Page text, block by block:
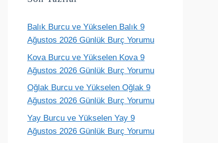
Günlük yorum
Akrep
Günlük yorum
Yay
Günlük yorum
Balık Burcu ve Yükselen Balık 9
Ağustos 2026 Günlük Burç Yorumu
Kova Burcu ve Yükselen Kova 9
Ağustos 2026 Günlük Burç Yorumu
Oğlak Burcu ve Yükselen Oğlak 9
Ağustos 2026 Günlük Burç Yorumu
Yay Burcu ve Yükselen Yay 9
Ağustos 2026 Günlük Burç Yorumu